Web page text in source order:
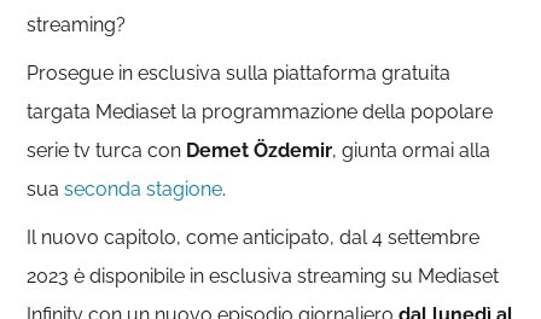
streaming?
Prosegue in esclusiva sulla piattaforma gratuita
targata Mediaset la programmazione della popolare
serie tv turca con Demet Özdemir, giunta ormai alla
suaseconda stagione.
Il nuovo capitolo, come anticipato, dal 4 settembre
2023 è disponibile in esclusiva streaming su Mediaset